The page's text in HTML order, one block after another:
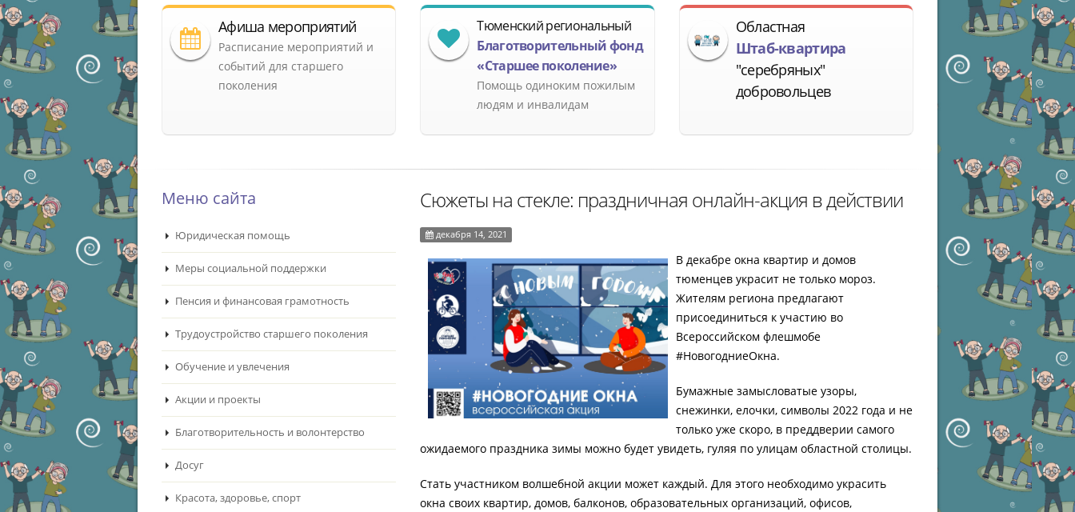
Афиша мероприятий
Расписание мероприятий и
событий для старшего
поколения
Тюменский региональный
Благотворительный фонд
«Старшее поколение»
Помощь одиноким пожилым
людям и инвалидам
Областная
Штаб-квартира
"серебряных"
добровольцев
Меню сайта
Юридическая помощь
Меры социальной поддержки
Пенсия и финансовая грамотность
Трудоустройство старшего поколения
Обучение и увлечения
Акции и проекты
Благотворительность и волонтерство
Досуг
Красота, здоровье, спорт
Сюжеты на стекле: праздничная онлайн-акция в действии
декабря 14, 2021
В декабре окна квартир и домов
тюменцев украсит не только мороз.
Жителям региона предлагают
присоединиться к участию во
Всероссийском флешмобе
#НовогодниеОкна.
Бумажные замысловатые узоры,
снежинки, елочки, символы 2022 года и не
только уже скоро, в преддверии самого
ожидаемого праздника зимы можно будет увидеть, гуляя по улицам областной столицы.
Стать участником волшебной акции может каждый. Для этого необходимо украсить
окна своих квартир, домов, балконов, образовательных организаций, офисов,